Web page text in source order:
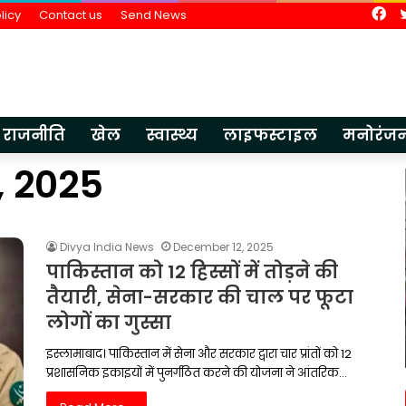
Contact us Send News
राजनीति खेल स्वास्थ्य लाइफस्टाइल
2025
Divya India News December 12, 2025
पाकिस्तान को 12 हिस्सों में तोड़ने की
तैयारी, सेना-सरकार की चाल पर फूटा
लोगों का गुस्सा
इस्लामाबाद। पाकिस्तान में सेना और सरकार द्वारा चार प्रांतों को 12
प्रशासनिक इकाइयों में पुनर्गठित करने की योजना ने आंतरिक…
भारतीय
ज्ञान
आधारित
शिक्षा
ही
विकसित
भारत
की
आधारशिला
July 3, 2026
भारतीय ज्ञान परंपरा पर आधारित शिक्षा ही
विकसित भारत की आधारशिला : अशोक
गांगुली